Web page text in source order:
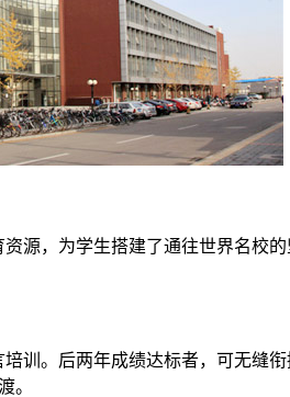
源，为学生搭建了通往世界名校
训。后两年成绩达标者，可无缝
。